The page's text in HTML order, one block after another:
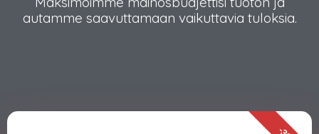
autamme saavuttamaan vaikuttavia tuloksia.